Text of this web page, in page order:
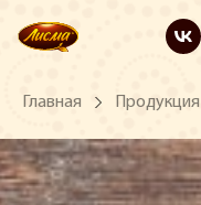
Главная Продукция